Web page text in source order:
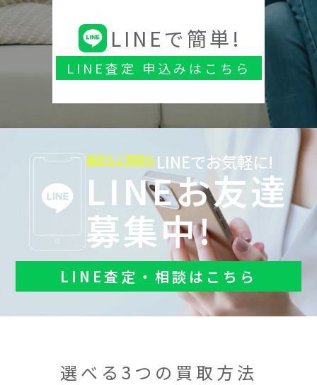
LINEで簡単!
LINE査定 申込みはこちら
査定もご相談も LINEでお気軽に!
LINEお友達
募集中!
LINE査定・相談はこちら
選べる3つの買取方法